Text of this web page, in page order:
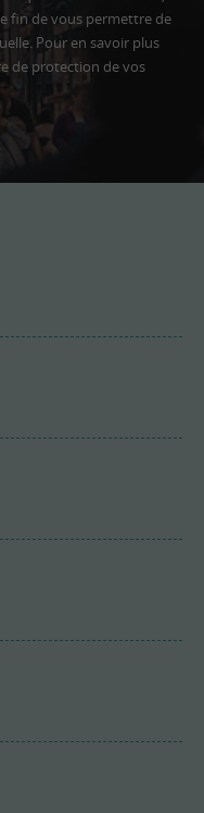
fin de vous permettre de
Pour en savoir plus
de protection de vos